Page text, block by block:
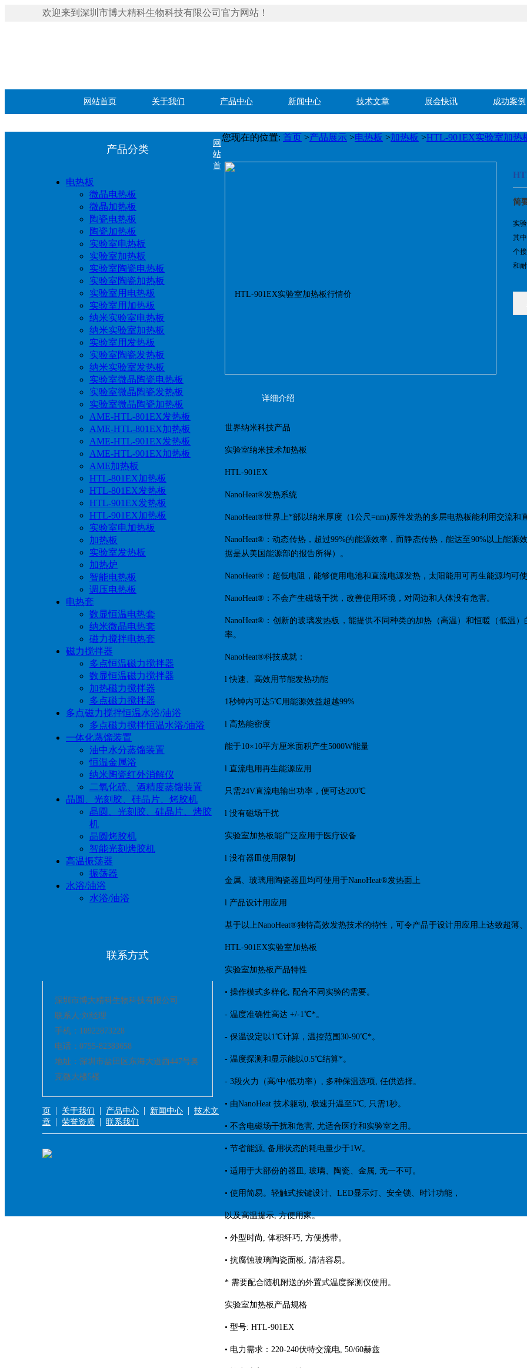
欢迎来到深圳市博大精科生物科技有限公司官方网站！
网站首页 关于我们 产品中心 新闻中心 技术文章 展会快讯 成功案例
产品分类
电热板
微晶电热板
微晶加热板
陶瓷电热板
陶瓷加热板
实验室电热板
实验室加热板
实验室陶瓷电热板
实验室陶瓷加热板
实验室用电热板
实验室用加热板
纳米实验室电热板
纳米实验室加热板
实验室用发热板
实验室陶瓷发热板
纳米实验室发热板
实验室微晶陶瓷电热板
实验室微晶陶瓷发热板
实验室微晶陶瓷加热板
AME-HTL-801EX发热板
AME-HTL-801EX加热板
AME-HTL-901EX发热板
AME-HTL-901EX加热板
AME加热板
HTL-801EX加热板
HTL-801EX发热板
HTL-901EX发热板
HTL-901EX加热板
实验室电加热板
加热板
实验室发热板
加热炉
智能电热板
调压电热板
电热套
数显恒温电热套
纳米微晶电热套
磁力搅拌电热套
磁力搅拌器
多点恒温磁力搅拌器
数显恒温磁力搅拌器
加热磁力搅拌器
多点磁力搅拌器
多点磁力搅拌恒温水浴/油浴
多点磁力搅拌恒温水浴/油浴
一体化蒸馏装置
油中水分蒸馏装置
恒温金属浴
纳米陶瓷红外消解仪
二氧化硫、酒精度蒸馏装置
晶圆、光刻胶、硅晶片、烤胶机
晶圆、光刻胶、硅晶片、烤胶
机
晶圆烤胶机
智能光刻烤胶机
高温振荡器
振荡器
水浴/油浴
水浴/油浴
联系方式
深圳市博大精科生物科技有限公司
联系人:刘经理
手机：18922873228
电话：0755-82383658
地址：深圳市盐田区东海大道西447号奥
克微大楼5楼
您现在的位置: 首页 >产品展示 >电热板 >加热板 >HTL-901EX实验室加热
简
实
其
个
和
详细介绍
世界纳米科技产品
实验室纳米技术加热板
HTL-901EX
NanoHeat®发热系统
NanoHeat®世界上*部以纳米厚度（1公尺=nm)原件发热的多层电热板能利用交流和
NanoHeat®：动态传热，超过99%的能源效率，而静态传热，能达至90%以上能源
据是从美国能源部的报告所得）。
NanoHeat®：超低电阻，能够使用电池和直流电源发热，太阳能用可再生能源均可使
NanoHeat®：不会产生磁场干扰，改善使用环境，对周边和人体没有危害。
NanoHeat®：创新的玻璃发热板，能提供不同种类的加热（高温）和恒暖（低温
率。
NanoHeat®科技成就：
l 快速、高效用节能发热功能
1秒钟内可达5℃用能源效益超越99%
l 高热能密度
能于10×10平方厘米面积产生5000W能量
l 直流电用再生能源应用
只需24V直流电输出功率，便可达200℃
l 没有磁场干扰
实验室加热板能广泛应用于医疗设备
l 没有器皿使用限制
金属、玻璃用陶瓷器皿均可使用于NanoHeat®发热面上
l 产品设计用应用
基于以上NanoHeat®独特高效发热技术的特性，可令产品于设计用应用上达致超薄
HTL-901EX实验室加热板
实验室加热板产品特性
• 操作模式多样化, 配合不同实验的需要。
- 温度准确性高达 +/-1℃*。
- 保温设定以1℃计算，温控范围30-90℃*。
- 温度探测和显示能以0.5℃结算*。
- 3段火力（高/中/低功率）, 多种保温选项, 任供选择。
• 由NanoHeat 技术躯动, 极速升温至5℃, 只需1秒。
• 不含电磁场干扰和危害, 尤适合医疗和实验室之用。
• 节省能源, 备用状态的耗电量少于1W。
• 适用于大部份的器皿, 玻璃、陶瓷、金属, 无一不可。
• 使用简易。轻触式按键设计、LED显示灯、安全锁、时计功能，
以及高温提示, 方便用家。
• 外型时尚, 体积纤巧, 方便携带。
• 抗腐蚀玻璃陶瓷面板, 清洁容易。
* 需要配合随机附送的外置式温度探测仪使用。
实验室加热板产品规格
• 型号: HTL-901EX
• 电力需求：220-240伏特交流电, 50/60赫兹
网
站
首
页 | 关于我们 | 产品中心 | 新闻中心 | 技术文
章 | 荣誉资质 | 联系我们